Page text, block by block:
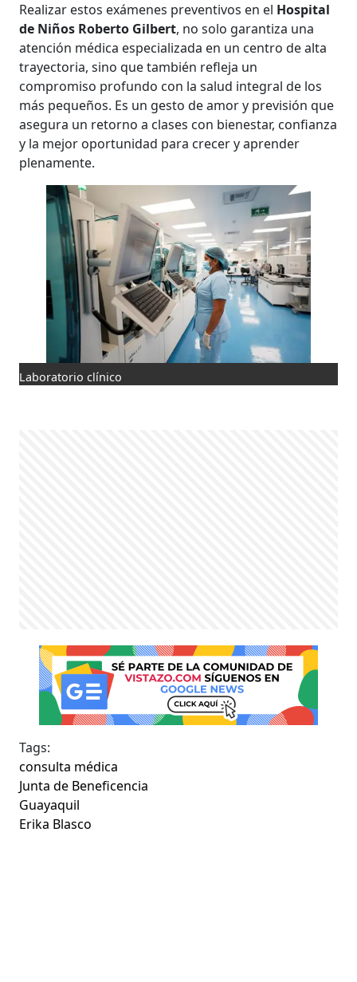
Realizar estos exámenes preventivos en el Hospital
de Niños Roberto Gilbert, no solo garantiza una
atención médica especializada en un centro de alta
trayectoria, sino que también refleja un
compromiso profundo con la salud integral de los
más pequeños. Es un gesto de amor y previsión que
asegura un retorno a clases con bienestar, confianza
y la mejor oportunidad para crecer y aprender
plenamente.
Laboratorio clínico
Tags:
consulta médica
Junta de Beneficencia
Guayaquil
Erika Blasco